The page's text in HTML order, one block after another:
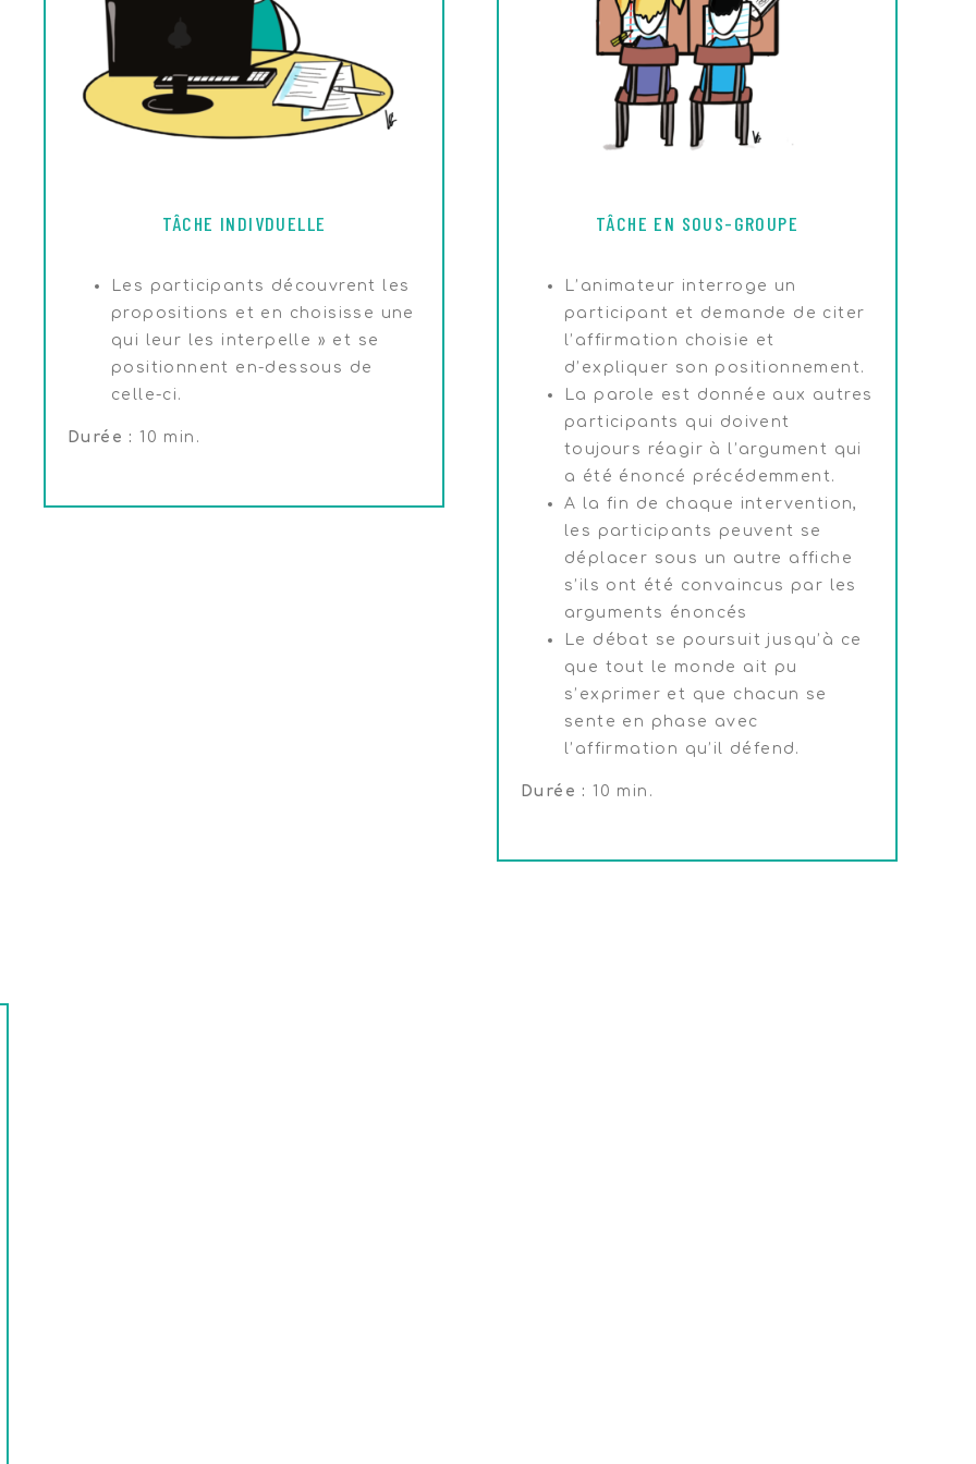
TÂCHE INDIVDUELLE
Les participants découvrent les
propositions et en choisisse une
qui leur les interpelle » et se
positionnent en-dessous de
celle-ci.
Durée : 10 min.
TÂCHE EN SOUS-GROUPE
L’animateur interroge un
participant et demande de citer
l’affirmation choisie et
d’expliquer son positionnement.
La parole est donnée aux autres
participants qui doivent
toujours réagir à l’argument qui
a été énoncé précédemment.
A la fin de chaque intervention,
les participants peuvent se
déplacer sous un autre affiche
s’ils ont été convaincus par les
arguments énoncés
Le débat se poursuit jusqu’à ce
que tout le monde ait pu
s’exprimer et que chacun se
sente en phase avec
l’affirmation qu’il défend.
Durée : 10 min.